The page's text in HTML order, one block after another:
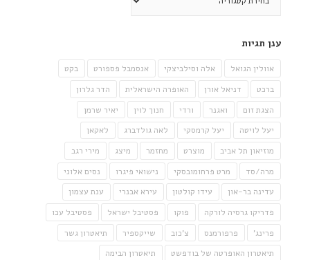
ענן תגיות
אוולין הגואל אלה וסילביצקי אנסמבל פספורט
בקט
ברכט
דניאל אורן האופרה הישראלית
הדר גלרון
הצגת זום
ואגנר ורדי חנוך לוין
יאיר שרמן
יעל לויטה
יעל קרמסקי לאה גולדברג
לאקאן
מוזיאון תל אביב
מוצרט מחזמר מיצג
מירי רגב
מרה/סד
מרט פרחומובסקי נישואי פיגרו
נסים אלוני
עדינה בר-און
עידו קולטון עירא אבנרי
ענת עצמון
פדריקו גרסיה לורקה
פוקו פסטיבל ישראל
פסטיבל עכו
פרינג'
פרפורמנס צ'כוב שייקספיר
תיאטרון גשר
תיאטרון האופרטה של בודפשט
תיאטרון הבימה